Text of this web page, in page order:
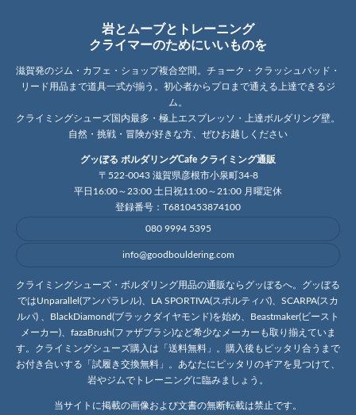
岩とムーブとトレーニング
クライマーのためにいいものを
滋賀発のジム・カフェ・ショップ複合空間。チョーク・クラッシュパッド・
リード用品まで道具一式が揃う。初心者からプロまで通える上達できるジ
ム。
クライミングシューズ国内最多・極上エスプレッソ・上達ボルダリング壁。
自然・挑戦・冒険が好きな方、ぜひお越しください
グッぼる ボルダリングCafe クライミング通販
〒522-0043 滋賀県彦根市小泉町34-8
平日16:00～23:00 土日祝11:00～21:00 月曜定休
登録番号：T6810453874100
080 9994 5395
info@goodbouldering.com
クライミングシューズ・ボルダリング用品の通販ならグッぼるへ。グッぼる
ではUnparallel(アンパラレル)、LA SPORTIVA(スポルティバ)、SCARPA(スカ
ルパ) 、BlackDiamond(ブラックダイヤモンド)を始め、Beastmaker(ビースト
メーカー)、fazaBrush(ファザブラシ)など希少なメーカーも取り揃えていま
す。クライミングシューズ購入は「送料無料」。購入後もピッタリ合うまで
お付き合いする「試履き交換無料」。あなたにピッタリのギアを見つけて、
岩やジムでトレーニングに臨みましょう。
当サイトに掲載の画像および文書の無断転載は禁止です。